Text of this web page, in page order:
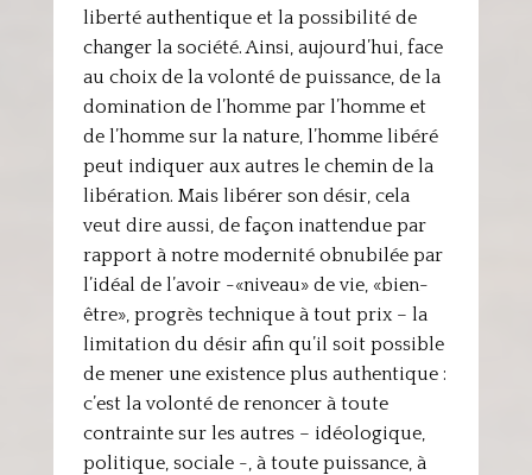
liberté authentique et la possibilité de
changer la société. Ainsi, aujourd’hui, face
au choix de la volonté de puissance, de la
domination de l’homme par l’homme et
de l’homme sur la nature, l’homme libéré
peut indiquer aux autres le chemin de la
libération. Mais libérer son désir, cela
veut dire aussi, de façon inattendue par
rapport à notre modernité obnubilée par
l’idéal de l’avoir -«niveau» de vie, «bien-
être», progrès technique à tout prix – la
limitation du désir afin qu’il soit possible
de mener une existence plus authentique :
c’est la volonté de renoncer à toute
contrainte sur les autres – idéologique,
politique, sociale -, à toute puissance, à